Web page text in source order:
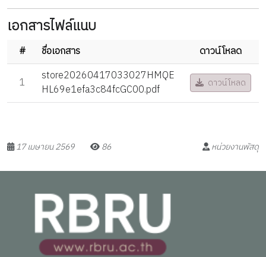
เอกสารไฟล์แนบ
# ชื่อเอกสาร
ดาวน์โหลด
1
store20260417033027HMQE
HL69e1efa3c84fcGC00.pdf
ดาวน์โหลด
17 เมษายน 2569 86 หน่วยงานพัสดุ